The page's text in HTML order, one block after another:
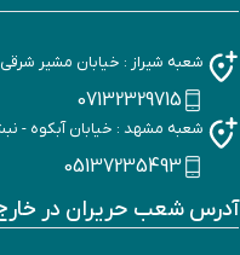
شعبه شیراز : خیابان مشیر شرقی -
07132329715
شعبه مشهد : خیابان آبکوه - نبش آبکوه ۱۵ - فروشگاه
05137235493
آدرس شعب حریران در